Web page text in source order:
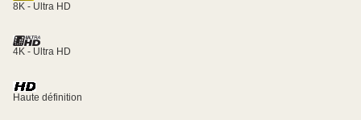
8K - Ultra HD
4K - Ultra HD
Haute définition